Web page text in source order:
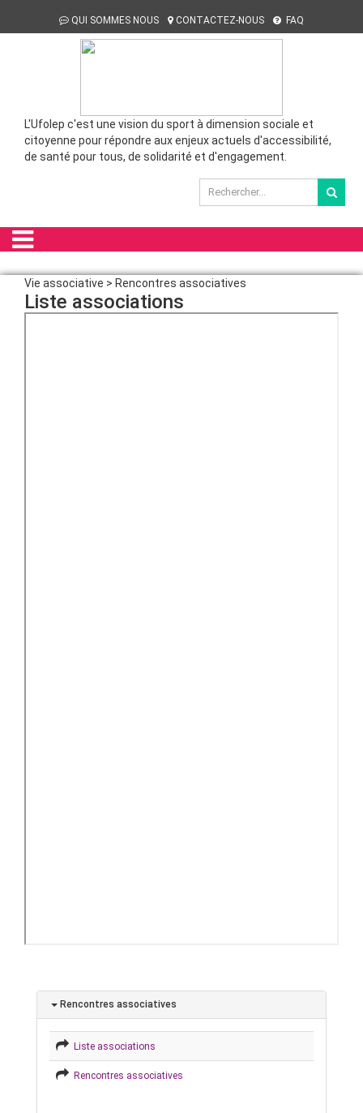
QUI SOMMES NOUS CONTACTEZ-NOUS FAQ
L'Ufolep c'est une vision du sport à dimension sociale et
citoyenne pour répondre aux enjeux actuels d'accessibilité,
de santé pour tous, de solidarité et d'engagement.
Vie associative > Rencontres associatives
Liste associations
Rencontres associatives
Liste associations
Rencontres associatives